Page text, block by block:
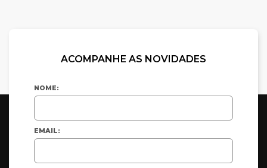
ACOMPANHE AS NOVIDADES
NOME:
EMAIL: